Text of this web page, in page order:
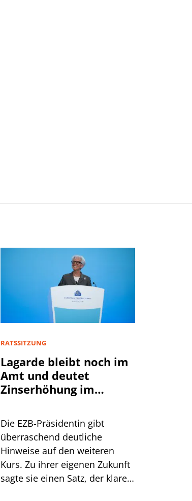
RATSSITZUNG
Lagarde bleibt noch im
Amt und deutet
Zinserhöhung im
Die EZB-Präsidentin gibt
überraschend deutliche
Hinweise auf den weiteren
Kurs. Zu ihrer eigenen Zukunft
sagte sie einen Satz, der klarer